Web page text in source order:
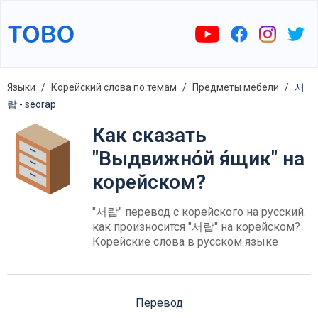
Языки Корейский слова по темам Предметы мебели
서
랍 - seorap
Как сказать
"Выдвижно́й я́щик" на
корейском?
"서랍" перевод с корейского на русский.
как произносится "서랍" на корейском?
Корейские слова в русском языке
Перевод